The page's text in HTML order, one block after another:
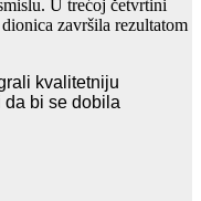
U trećoj četvrtini
završila rezultatom
kvalitetniju
bi se dobila